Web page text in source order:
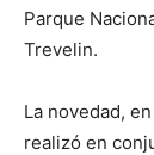
Parque
Trevelin.
La novedad,
realizó en